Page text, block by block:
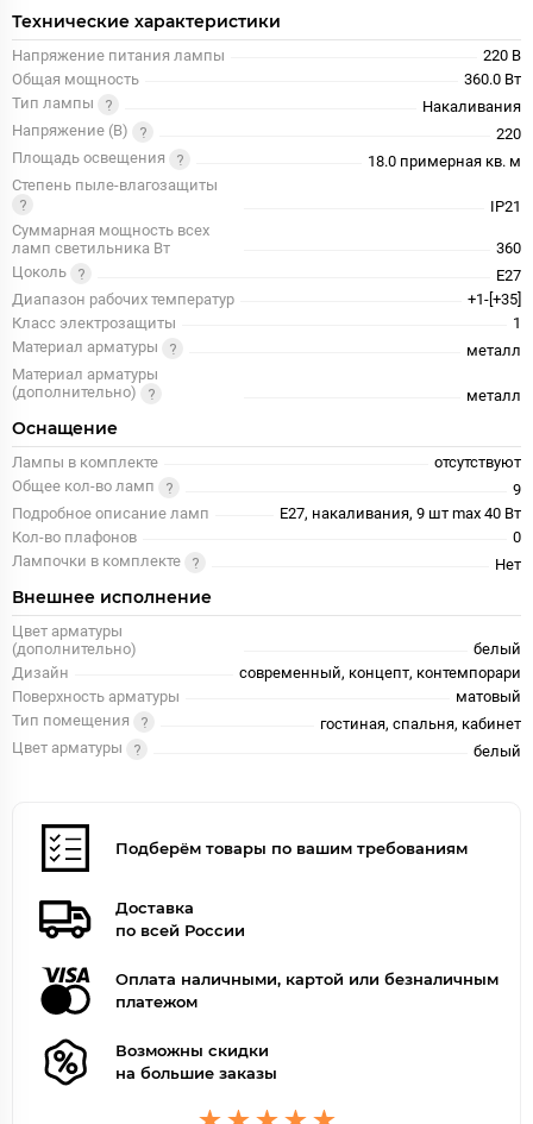
Технические характеристики
Напряжение питания лампы
220 В
Общая мощность
360.0 Вт
Тип лампы
Накаливания
Напряжение (В)
220
Площадь освещения
18.0 примерная кв. м
Степень пыле-влагозащиты
IP21
Суммарная мощность всех
ламп светильника Вт
360
Цоколь
E27
Диапазон рабочих температур
+1-[+35]
Класс электрозащиты
1
Материал арматуры
металл
Материал арматуры
(дополнительно)
металл
Оснащение
Лампы в комплекте
отсутствуют
Общее кол-во ламп
9
Подробное описание ламп
E27, накаливания, 9 шт max 40 Вт
Кол-во плафонов
0
Лампочки в комплекте
Нет
Внешнее исполнение
Цвет арматуры
(дополнительно)
белый
Дизайн
современный, концепт, контемпорари
Поверхность арматуры
матовый
Тип помещения
гостиная, спальня, кабинет
Цвет арматуры
белый
Подберём товары по вашим требованиям
Доставка
по всей России
Оплата наличными, картой или безналичным
платежом
Возможны скидки
на большие заказы